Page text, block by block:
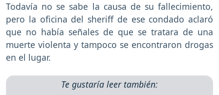
Todavía no se sabe la causa de su fallecimiento,
pero la oficina del sheriff de ese condado aclaró
que no había señales de que se tratara de una
muerte violenta y tampoco se encontraron drogas
en el lugar.
Te gustaría leer también: